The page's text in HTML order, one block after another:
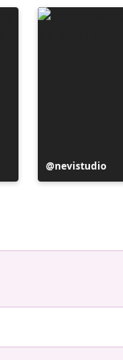
Postitus
avaldatud
nevistudio